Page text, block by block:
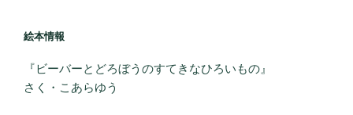
絵本情報
『ビーバーとどろぼうのすてきなひろいもの』
さく・こあらゆう